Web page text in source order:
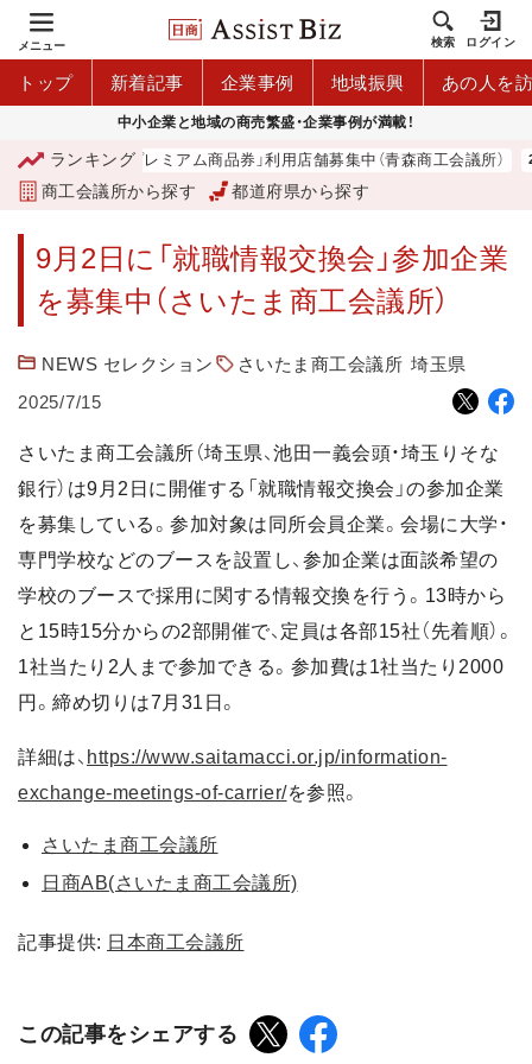
メニュー 検索 ログイン
トップ 新着記事 企業事例 地域振興 あの人を
中小企業と地域の商売繁盛・企業事例が満載！
ランキング
「青森市プレミアム商品券」利用店舗募集中（青森商工会議所）
商工会議所から探す 都道府県から探す
9月2日に「就職情報交換会」参加企業
を募集中（さいたま商工会議所）
NEWS セレクション さいたま商工会議所 埼玉県
2025/7/15
さいたま商工会議所（埼玉県、池田一義会頭・埼玉りそな
銀行）は9月2日に開催する「就職情報交換会」の参加企業
を募集している。参加対象は同所会員企業。会場に大学・
専門学校などのブースを設置し、参加企業は面談希望の
学校のブースで採用に関する情報交換を行う。13時から
と15時15分からの2部開催で、定員は各部15社（先着順）。
1社当たり2人まで参加できる。参加費は1社当たり2000
円。締め切りは7月31日。
詳細は、 https://www.saitamacci.or.jp/information-
exchange-meetings-of-carrier/を参照。
さいたま商工会議所
日商AB(さいたま商工会議所)
記事提供: 日本商工会議所
この記事をシェアする